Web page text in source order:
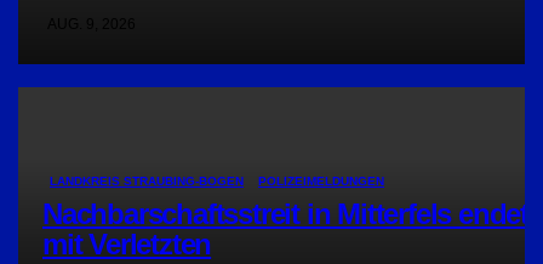
LANDKREIS STRAUBING-BOGEN POLIZEIMELDUNGEN
Nachbarschaftsstreit in Mitterfels endet
mit Verletzten